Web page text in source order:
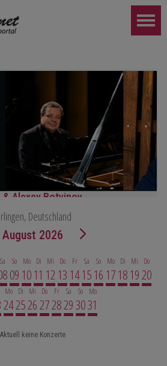
Alexey Botvinov
Gespräch und Alexey Botvinov -
Hotel Hammer (Schweiz)
Deutschland
August 2026
Sa So
09
Mo
10
Di
11
Mi
12
Do
13
Fr
14
Sa
15
So
16
Mo
17
Di
18
Mi
19
Do
20
Mo
24
Di
25
Mi
26
Do
27
Fr
28
Sa
29
So
30
Mo
31
Aktuell keine Konzerte